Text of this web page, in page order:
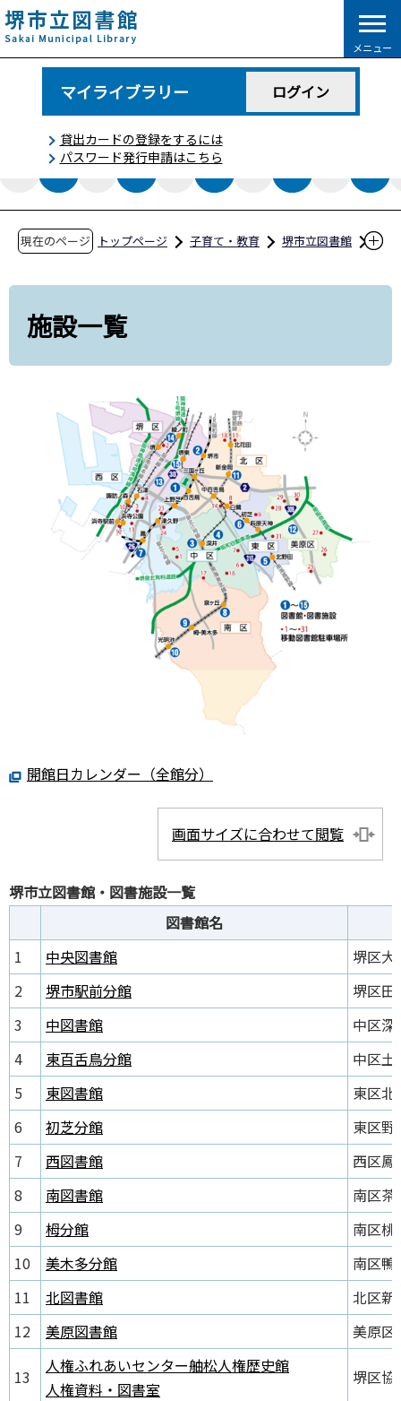
こ
の
ペ
で
メニュー
マイライブラリー ログイン
貸出カードの登録をするには
パスワード発行申請はこちら
現在のページ トップページ 子育て・教育
堺市立図書館
施設一覧
開館日カレンダー（全館分）
画面サイズに合わせて閲覧
堺市立図書館・図書施設一覧
図書館名
1
中央図書館
堺区大
2
堺市駅前分館
堺区
3
中図書館
中区深
4
東百舌鳥分館
中区
5
東図書館
東区北
6
初芝分館
東区
7
西図書館
西区
8
南図書館
南区茶
9
栂分館
南区桃
10
美木多分館
南区鴨
11
北図書館
北区新
12
美原図書館 美原区
13
人権ふれあいセンター舳松人権歴史館
人権資料・図書室
堺区